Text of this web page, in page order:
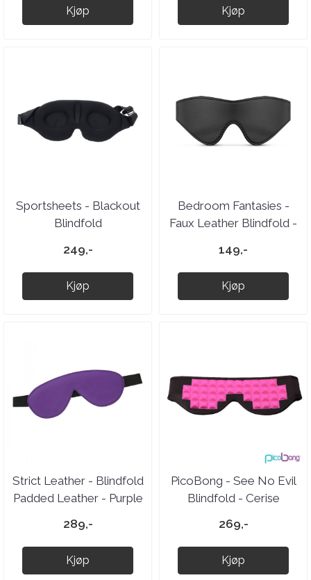
Kjøp Kjøp
Sportsheets - Blackout
Blindfold
249,-
Kjøp
Bedroom Fantasies -
Faux Leather Blindfold -
149,-
Kjøp
Strict Leather - Blindfold
Padded Leather - Purple
289,-
Kjøp
PicoBong - See No Evil
Blindfold - Cerise
269,-
Kjøp